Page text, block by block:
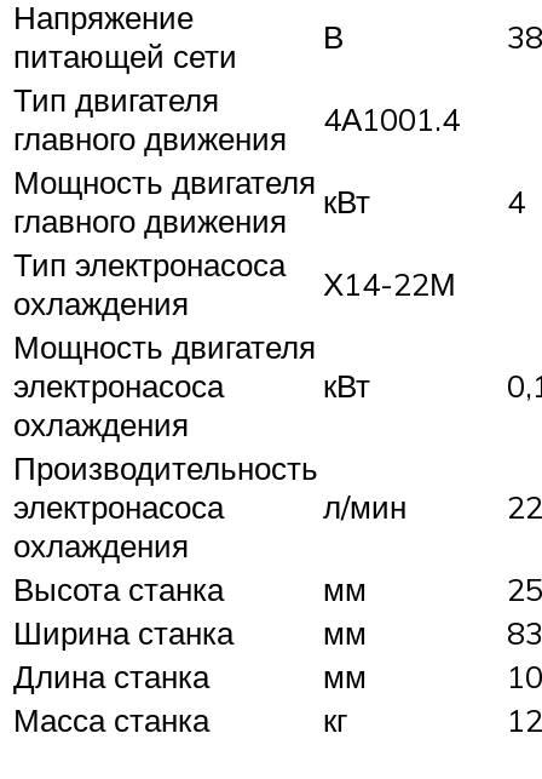
Напряжение
питающей сети
В
Тип двигателя
главного движения
4А1001.4
Мощность двигателя
главного движения
кВт
4
Тип электронасоса
охлаждения
Х14-22М
Мощность двигателя
электронасоса
охлаждения
кВт
Производительность
электронасоса
охлаждения
л/мин 22
Высота станка мм
Ширина станка
мм
Длина станка
мм
Масса станка
кг